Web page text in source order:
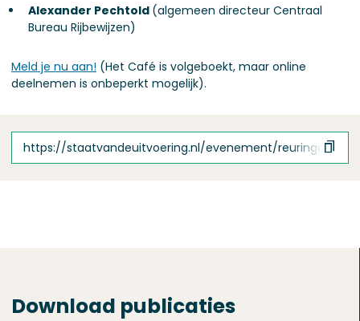
Alexander Pechtold (algemeen directeur Centraal
Bureau Rijbewijzen)
Meld je nu aan! (Het Café is volgeboekt, maar online
deelnemen is onbeperkt mogelijk).
https://staatvandeuitvoering.nl/evenement/reuringcafe-
Download publicaties